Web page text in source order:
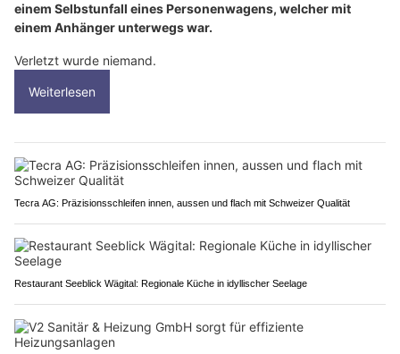
einem Selbstunfall eines Personenwagens, welcher mit
einem Anhänger unterwegs war.
Verletzt wurde niemand.
Weiterlesen
Tecra AG: Präzisionsschleifen innen, aussen und flach mit Schweizer Qualität
Restaurant Seeblick Wägital: Regionale Küche in idyllischer Seelage